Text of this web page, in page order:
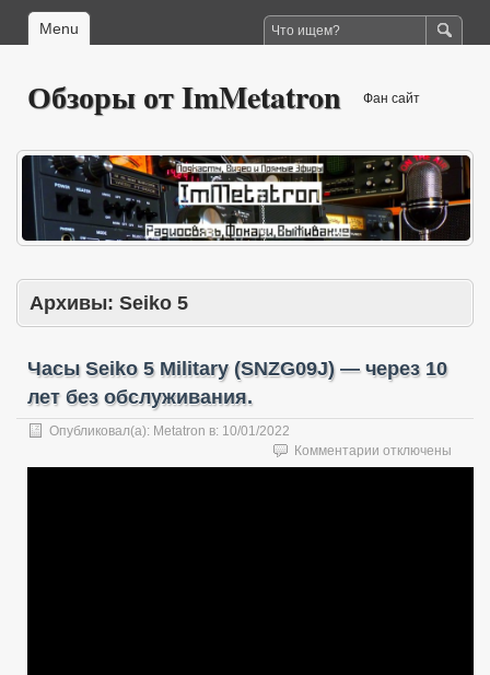
Menu
Обзоры от ImMetatron Фан сайт
Архивы: Seiko 5
Часы Seiko 5 Military (SNZG09J) — через 10
лет без обслуживания.
Опубликовал(а): Metatron в: 10/01/2022
Комментарии к
записи
отключены